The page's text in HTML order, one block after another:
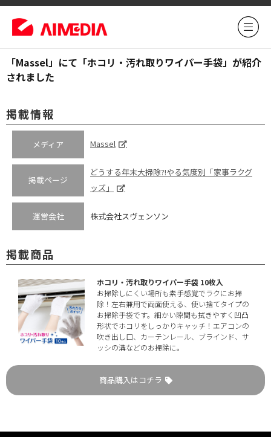
「Massel」にて「ホコリ・汚れ取りワイパー手袋」が紹介
されました
掲載情報
メディア Massel
掲載ページ
どうする年末大掃除?!やる気度別「家事ラクグ
ッズ」
運営会社 株式会社スヴェンソン
掲載商品
ホコリ・汚れ取りワイパー手袋 10枚入
お掃除しにくい場所も素手感覚でラクにお掃
除！左右兼用で両面使える、使い捨てタイプの
お掃除手袋です。細かい隙間も拭きやすく凹凸
形状でホコリをしっかりキャッチ！エアコンの
吹き出し口、カーテンレール、ブラインド、サ
ッシの溝などのお掃除に。
商品購入はコチラ